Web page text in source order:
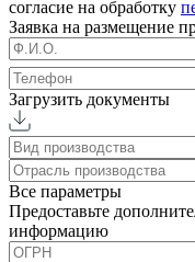
согласие на обработку
Заявка на размещение
Загрузить документы
Все параметры
Предоставьте
информацию